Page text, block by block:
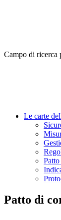
Campo di ricerca
Le carte
Patto di